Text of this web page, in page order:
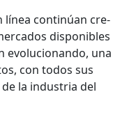
línea con­tinúan cre­
disponibles
evolu­cio­nan­do, una
con todos sus
la indus­tria del